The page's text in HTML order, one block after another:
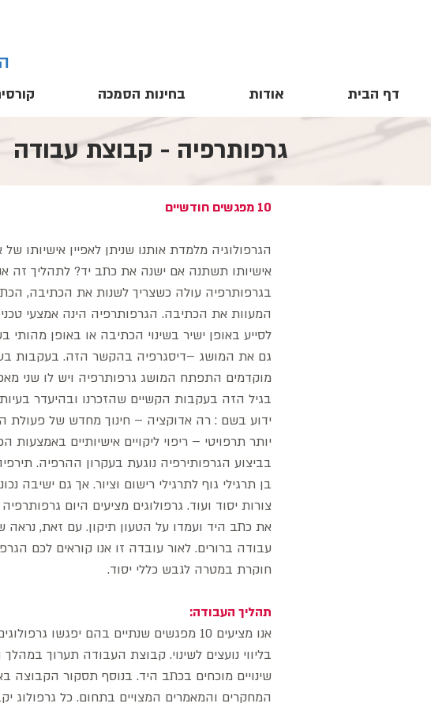
דף הבית אודות בחינות הסמכה
גרפותרפיה - קבוצת עבודה
10 מפגשים חודשיים
הגרפולוגיה מלמדת אותנו שניתן לאפיין אישיותו
אישיותו תשתנה אם ישנה את כתב יד? לתהליך זה
בגרפותרפיה עולה כשצריך לשנות את הכתיבה,
המעוות את הכתיבה. הגרפותרפיה הינה אמצעי
לסייע באופן ישיר בשינוי הכתיבה או באופן
גם את המושג –דיסגרפיה בהקשר הזה. בעקבות
מוקדמים התפתח המושג גרפותרפיה ויש לו שני
בגיל הזה בעקבות הקשיים שהזכרנו ובהיעדר בעיות
ידוע בשם : רה אדוקציה – חינוך מחדש של פעולת
יותר תרפויטי – ריפוי ליקויים אישיותיים
בביצוע הגרפותירפיה נוגעת בעקרון ההרפיה.
בן תרגילי גוף לתרגילי רישום וציור. אך גם ישיבה
צורות יסוד ועוד. גרפולוגים מציעים היום
את כתב היד ועמדו על הטעון תיקון. עם זאת, נראה
עבודה ברורים. לאור עובדה זו אנו קוראים לכם
חוקרת במטרה לגבש כללי יסוד.
תהליך העבודה:
אנו מציעים 10 מפגשים שנתיים בהם יפגשו
בליווי נועצים לשינוי. קבוצת העבודה תערוך
שינויים מוכחים בכתב היד. בנוסף תסקור הקבוצה
המחקרים והמאמרים המצויים בתחום. כל גרפולוג